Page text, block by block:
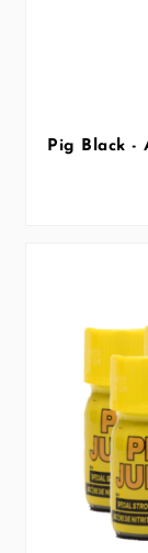
Pig Black -